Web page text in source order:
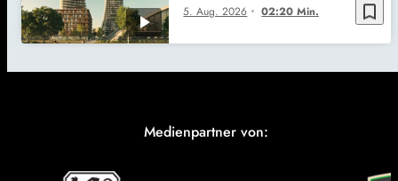
bookmark_border
5. Aug. 2026 02:20 Min.
Medienpartner von: